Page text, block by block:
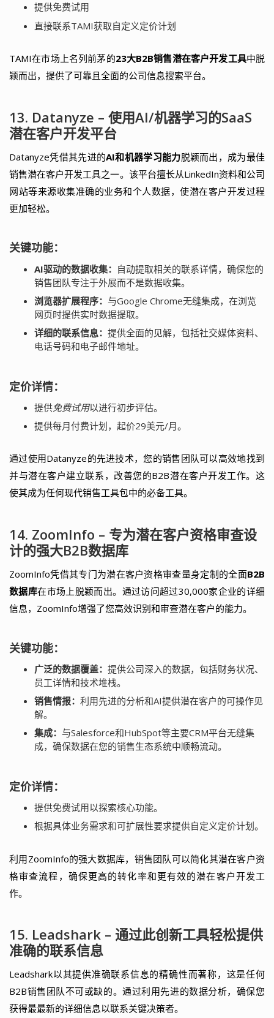
提供免费试用
直接联系TAMI获取自定义定价计划
TAMI在市场上名列前茅的23大B2B销售潜在客户开发工具中脱
颖而出，提供了可靠且全面的公司信息搜索平台。
13. Datanyze – 使用AI/机器学习的SaaS
潜在客户开发平台
Datanyze凭借其先进的AI和机器学习能力脱颖而出，成为最佳
销售潜在客户开发工具之一。该平台擅长从LinkedIn资料和公司
网站等来源收集准确的业务和个人数据，使潜在客户开发过程
更加轻松。
关键功能：
AI驱动的数据收集： 自动提取相关的联系详情，确保您的
销售团队专注于外展而不是数据收集。
浏览器扩展程序： 与Google Chrome无缝集成，在浏览
网页时提供实时数据提取。
详细的联系信息： 提供全面的见解，包括社交媒体资料、
电话号码和电子邮件地址。
定价详情：
提供免费试用以进行初步评估。
提供每月付费计划，起价29美元/月。
通过使用Datanyze的先进技术，您的销售团队可以高效地找到
并与潜在客户建立联系，改善您的B2B潜在客户开发工作。这
使其成为任何现代销售工具包中的必备工具。
14. ZoomInfo – 专为潜在客户资格审查设
计的强大B2B数据库
ZoomInfo凭借其专门为潜在客户资格审查量身定制的全面B2B
数据库在市场上脱颖而出。通过访问超过30,000家企业的详细
信息，ZoomInfo增强了您高效识别和审查潜在客户的能力。
关键功能：
广泛的数据覆盖： 提供公司深入的数据，包括财务状况、
员工详情和技术堆栈。
销售情报： 利用先进的分析和AI提供潜在客户的可操作见
解。
集成： 与Salesforce和HubSpot等主要CRM平台无缝集
成，确保数据在您的销售生态系统中顺畅流动。
定价详情：
提供免费试用以探索核心功能。
根据具体业务需求和可扩展性要求提供自定义定价计划。
利用ZoomInfo的强大数据库，销售团队可以简化其潜在客户资
格审查流程，确保更高的转化率和更有效的潜在客户开发工
作。
15. Leadshark – 通过此创新工具轻松提供
准确的联系信息
Leadshark以其提供准确联系信息的精确性而著称，这是任何
B2B销售团队不可或缺的。通过利用先进的数据分析，确保您
获得最最新的详细信息以联系关键决策者。